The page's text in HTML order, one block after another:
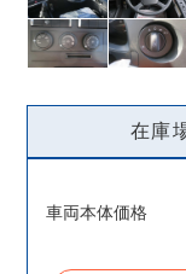
在庫
車両本体価格